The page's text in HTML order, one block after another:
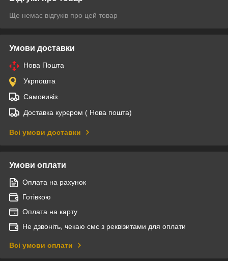
Ще немає відгуків про цей товар
Умови доставки
Нова Пошта
Укрпошта
Самовивіз
Доставка курєром ( Нова пошта)
Всі умови доставки
Умови оплати
Оплата на рахунок
Готівкою
Оплата на карту
Не дзвоніть, чекаю смс з реквізитами для оплати
Всі умови оплати